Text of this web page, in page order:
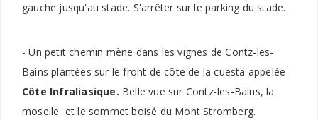
gauche jusqu'au stade. S'arrêter sur le parking du stade.
- Un petit chemin mène dans les vignes de Contz-les-
Bains plantées sur le front de côte de la cuesta appelée
Côte Infraliasique. Belle vue sur Contz-les-Bains, la
moselle et le sommet boisé du Mont Stromberg.